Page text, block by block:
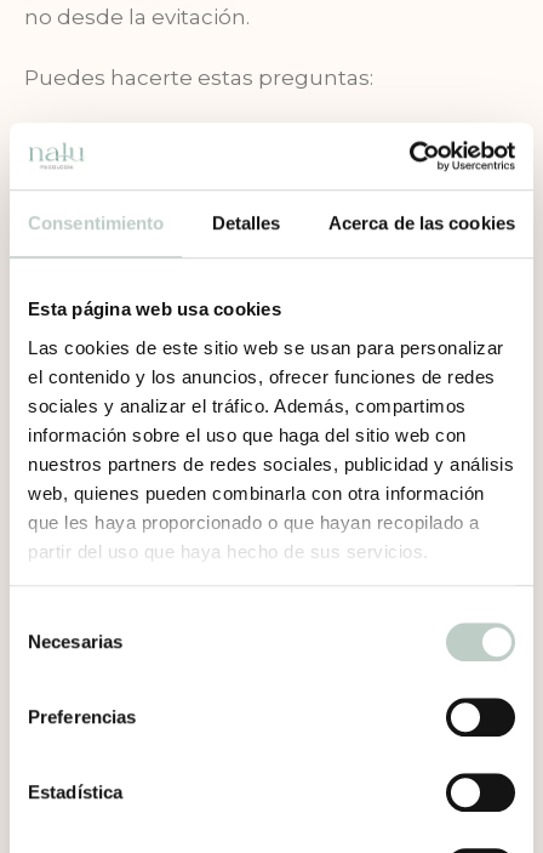
Consentimiento Detalles Acerca de las cookies
Esta página web usa cookies
Las cookies de este sitio web se usan para personalizar
el contenido y los anuncios, ofrecer funciones de redes
sociales y analizar el tráfico. Además, compartimos
información sobre el uso que haga del sitio web con
nuestros partners de redes sociales, publicidad y análisis
web, quienes pueden combinarla con otra información
que les haya proporcionado o que hayan recopilado a
partir del uso que haya hecho de sus servicios.
Necesarias
Preferencias
Estadística
no desde la evitación.
Puedes hacerte estas preguntas:
¿De dónde viene mi comodidad con un
influyendo en esta elección?
¿Esta preferencia me protege o me
¿Puedo estar abierta/o a probar y ver
cómo me siento realmente?
A veces pensamos que necesitamos algo…
hasta que conocemos a un profesional y
descubrimos que nos hace sentir justo lo
contrario a lo que imaginábamos.
¿Entonces… importa o no